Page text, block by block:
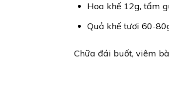
Hoa khế 12g, tẩm
Quả khế tươi 60-
Chữa đái buốt, viêm